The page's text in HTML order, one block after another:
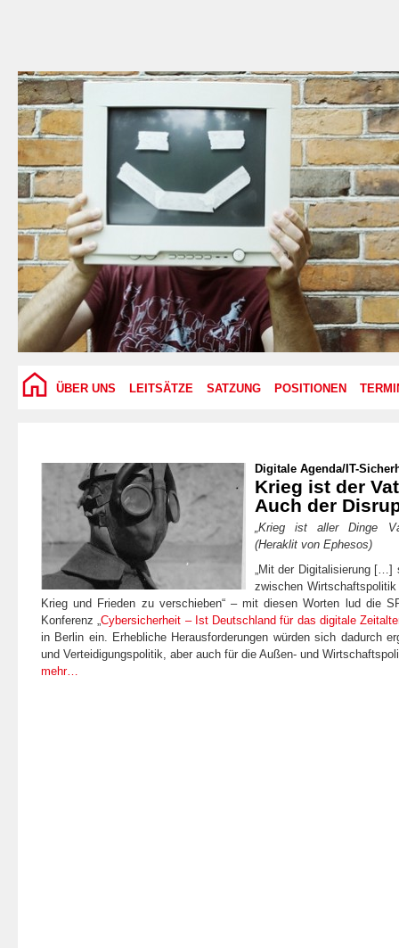
ÜBER UNS LEITSÄTZE SATZUNG POSITIONEN
Digitale Agenda/IT-
Krieg ist der
Auch der
„Krieg ist aller Dinge
(Heraklit von Ephesos)
„Mit der Digitalisierung […]
zwischen
Krieg und Frieden zu verschieben“ – mit diesen Worten lud die
Konferenz „Cybersicherheit ‒ Ist Deutschland für das digitale
in Berlin ein. Erhebliche Herausforderungen würden sich dadurch
und Verteidigungspolitik, aber auch für die Außen- und
mehr…